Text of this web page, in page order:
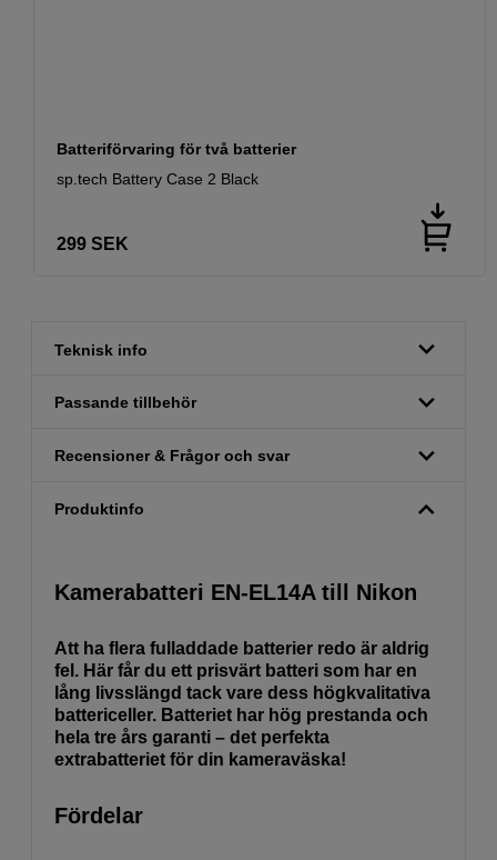
Batteriförvaring för två batterier
sp.tech Battery Case 2 Black
299 SEK
Teknisk info
Passande tillbehör
Recensioner & Frågor och svar
Produktinfo
Kamerabatteri EN-EL14A till Nikon
Att ha flera fulladdade batterier redo är aldrig
fel. Här får du ett prisvärt batteri som har en
lång livsslängd tack vare dess högkvalitativa
battericeller. Batteriet har hög prestanda och
hela tre års garanti – det perfekta
extrabatteriet för din kameraväska!
Fördelar